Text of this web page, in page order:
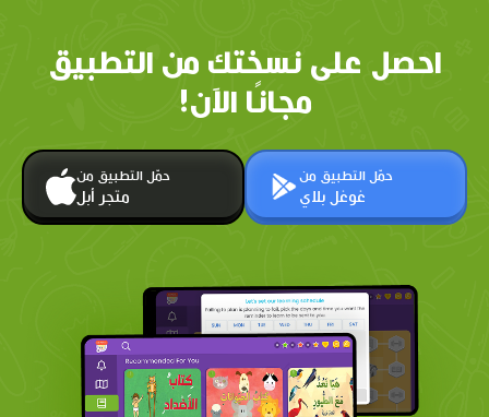
احصل على نسختك من التطبيق
مجانًا الآن!
حمّل التطبيق من
متجر أبل
حمّل التطبيق من
غوغل بلاي